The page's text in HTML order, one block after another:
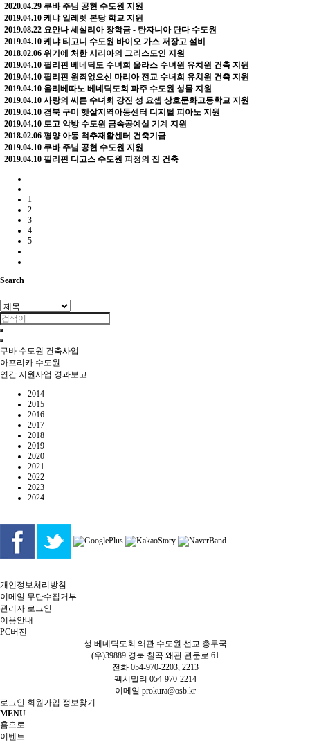
2020.04.29 쿠바 주님 공현 수도원 지원
2019.04.10 케냐 일레렛 본당 학교 지원
2019.08.22 요안나 세실리아 장학금 - 탄자니아 단다 수도원
2019.04.10 케냐 티고니 수도원 바이오 가스 저장고 설비
2018.02.06 위기에 처한 시리아의 그리스도인 지원
2019.04.10 필리핀 베네딕도 수녀회 울라스 수녀원 유치원 건축 지원
2019.04.10 필리핀 원죄없으신 마리아 전교 수녀회 유치원 건축 지원
2019.04.10 올리베따노 베네딕도회 파주 수도원 성물 지원
2019.04.10 사랑의 씨튼 수녀회 강진 성 요셉 상호문화고등학교 지원
2019.04.10 경북 구미 햇살지역아동센터 디지털 피아노 지원
2019.04.10 토고 악방 수도원 금속공예실 기계 지원
2018.02.06 평양 아동 척추재활센터 건축기금
2019.04.10 쿠바 주님 공현 수도원 지원
2019.04.10 필리핀 디고스 수도원 피정의 집 건축
1
2
3
4
5
Search
쿠바 수도원 건축사업
아프리카 수도원
연간 지원사업 경과보고
2014
2015
2016
2017
2018
2019
2020
2021
2022
2023
2024
개인정보처리방침
이메일 무단수집거부
관리자 로그인
이용안내
PC버전
성 베네딕도회 왜관 수도원 선교 총무국
(우)39889 경북 칠곡 왜관 관문로 61
전화 054-970-2203, 2213
팩시밀리 054-970-2214
이메일 prokura@osb.kr
로그인 회원가입 정보찾기
MENU
홈으로
이벤트